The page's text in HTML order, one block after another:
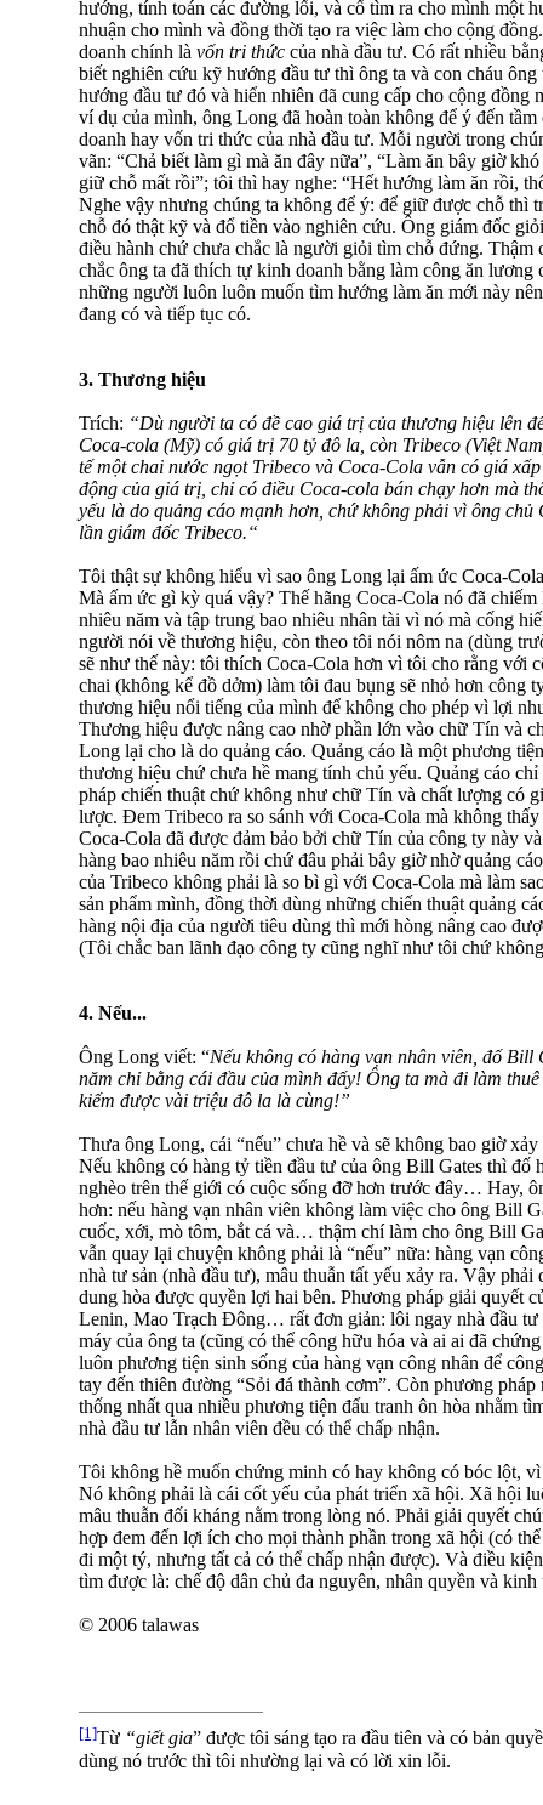
hướng, tính toán các đường lối, và cố tìm ra cho mình một
nhuận cho mình và đồng thời tạo ra việc làm cho cộng
doanh chính là vốn tri thức của nhà đầu tư. Có rất nhiều
biết nghiên cứu kỹ hướng đầu tư thì ông ta và con cháu
hướng đầu tư đó và hiển nhiên đã cung cấp cho cộng đồng
ví dụ của mình, ông Long đã hoàn toàn không để ý đến
doanh hay vốn tri thức của nhà đầu tư. Mỗi người trong
vãn: “Chả biết làm gì mà ăn đây nữa”, “Làm ăn bây giờ
giữ chỗ mất rồi”; tôi thì hay nghe: “Hết hướng làm ăn rồi,
Nghe vậy nhưng chúng ta không để ‎ý: để giữ được chỗ thì
chỗ đó thật kỹ và đổ tiền vào nghiên cứu. Ông giám đốc
điều hành chứ chưa chắc là người giỏi tìm chỗ đứng. Thậm
chắc ông ta đã thích tự kinh doanh bằng làm công ăn
những người luôn luôn muốn tìm hướng làm ăn mới này
đang có và tiếp tục có.
3. Thương hiệu
Trích: “Dù người ta có đề cao giá trị của thương hiệu lên
Coca-cola (Mỹ) có giá trị 70 tỷ đô la, còn Tribeco (Việt
tế một chai nước ngọt Tribeco và Coca-Cola vẫn có giá
động của giá trị, chỉ có điều Coca-cola bán chạy hơn mà
yếu là do quảng cáo mạnh hơn, chứ không phải vì ông
lần giám đốc Tribeco.“
Tôi thật sự không hiểu vì sao ông Long lại ấm ức Coca-
Mà ấm ức gì kỳ quá vậy? Thế hãng Coca-Cola nó đã
nhiêu năm và tập trung bao nhiêu nhân tài vì nó mà cống
người nói về thương hiệu, còn theo tôi nói nôm na (dùng
sẽ như thế này: tôi thích Coca-Cola hơn vì tôi cho rằng với
chai (không kể đồ dởm) làm tôi đau bụng sẽ nhỏ hơn công
thương hiệu nổi tiếng của mình để không cho phép vì lợi
Thương hiệu được nâng cao nhờ phần lớn vào chữ Tín và
Long lại cho là do quảng cáo. Quảng cáo là một phương
thương hiệu chứ chưa hề mang tính chủ yếu. Quảng cáo
pháp chiến thuật chứ không như chữ Tín và chất lượng có
lược. Đem Tribeco ra so sánh với Coca-Cola mà không
Coca-Cola đã được đảm bảo bởi chữ Tín của công ty này
hàng bao nhiêu năm rồi chứ đâu phải bây giờ nhờ quảng
của Tribeco không phải là so bì gì với Coca-Cola mà làm
sản phẩm mình, đồng thời dùng những chiến thuật quảng
hàng nội địa của người tiêu dùng thì mới hòng nâng cao
(Tôi chắc ban lãnh đạo công ty cũng nghĩ như tôi chứ
4. Nếu...
Ông Long viết: “Nếu không có hàng vạn nhân viên, đố Bill
năm chỉ bằng cái đầu của mình đấy! Ông ta mà đi làm
kiếm được vài triệu đô la là cùng!”
Thưa ông Long, cái “nếu” chưa hề và sẽ không bao giờ
Nếu không có hàng tỷ tiền đầu tư của ông Bill Gates thì đố
nghèo trên thế giới có cuộc sống đỡ hơn trước đây… Hay,
hơn: nếu hàng vạn nhân viên không làm việc cho ông Bill
cuốc, xới, mò tôm, bắt cá và… thậm chí làm cho ông Bill
vẫn quay lại chuyện không phải là “nếu” nữa: hàng vạn
nhà tư sản (nhà đầu tư), mâu thuẫn tất yếu xảy ra. Vậy phải
dung hòa được quyền lợi hai bên. Phương pháp giải quyết
Lenin, Mao Trạch Đông… rất đơn giản: lôi ngay nhà đầu tư
máy của ông ta (cũng có thể công hữu hóa và ai ai đã
luôn phương tiện sinh sống của hàng vạn công nhân để
tay đến thiên đường “Sỏi đá thành cơm”. Còn phương
thống nhất qua nhiều phương tiện đấu tranh ôn hòa nhằm
nhà đầu tư lẫn nhân viên đều có thể chấp nhận.
Tôi không hề muốn chứng minh có hay không có bóc lột,
Nó không phải là cái cốt yếu của phát triển xã hội. Xã hội
mâu thuẫn đối kháng nằm trong lòng nó. Phải giải quyết
hợp đem đến lợi ích cho mọi thành phần trong xã hội (có
đi một t‎ý, nhưng tất cả có thể chấp nhận được). Và điều
tìm được là: chế độ dân chủ đa nguyên, nhân quyền và
© 2006 talawas
[1]Từ “giết gia” được tôi sáng tạo ra đầu tiên và có bản
dùng nó trước thì tôi nhường lại và có lời xin lỗi.